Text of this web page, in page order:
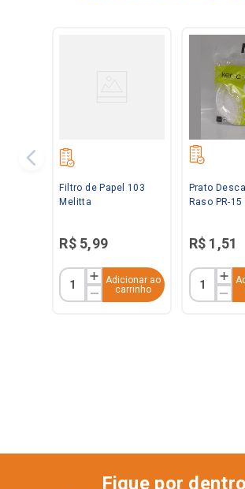
Filtro de Papel 103
Melitta
R$ 5,99
Adicionar ao
carrinho
Prato
Raso PR-
R$ 1 ,51
Fique por